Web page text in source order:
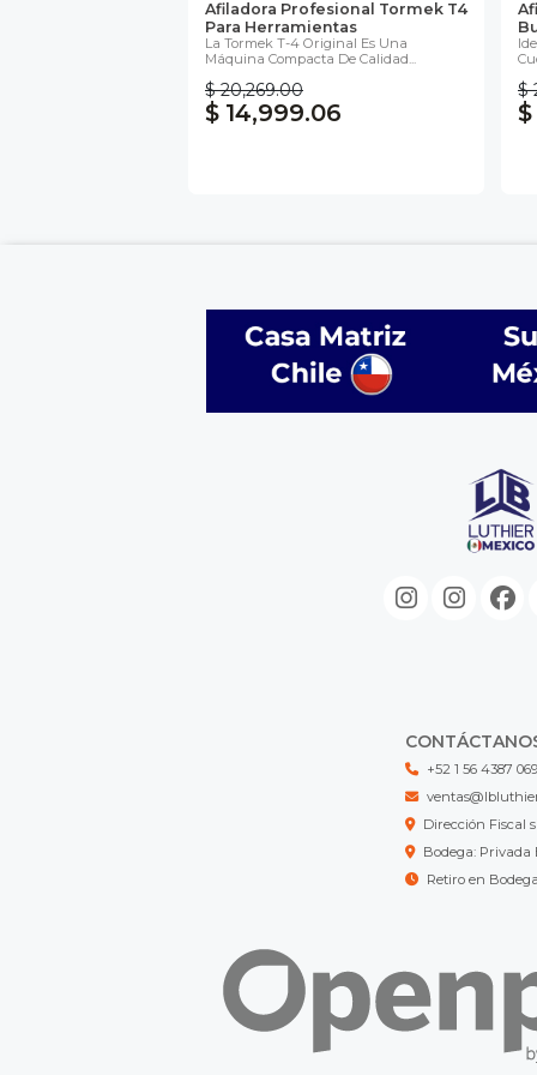
Afiladora Profesional Tormek T4
Para Herramientas
La Tormek T-4 Original Es Una
Máquina Compacta De Calidad...
$ 20,269.00
$ 14,999.06
$
$
+52 1 56 4387
Dirección Fiscal
Bodega: Privada
Retiro en